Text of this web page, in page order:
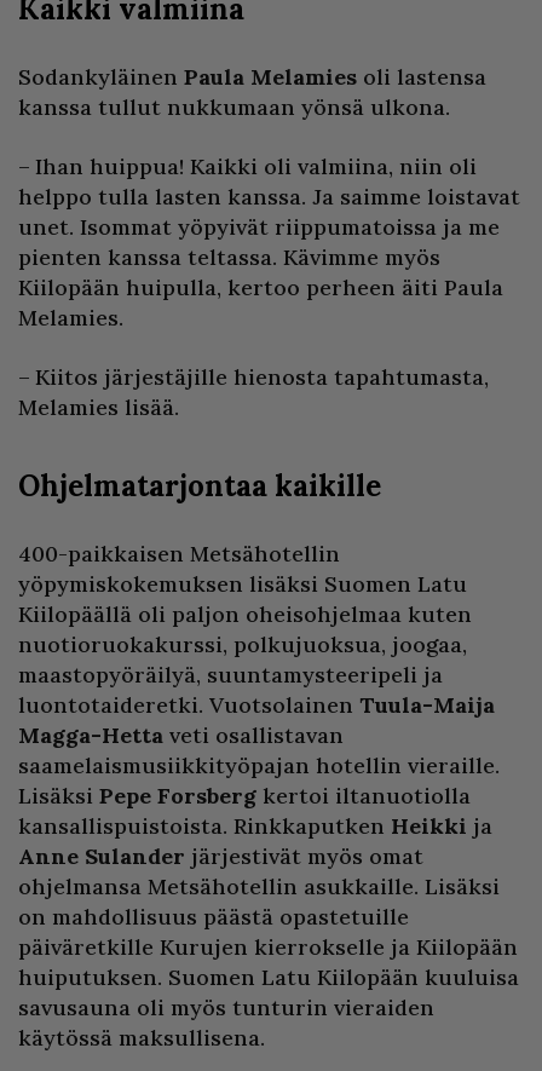
Kaikki valmiina
Sodankyläinen Paula Melamies oli lastensa
kanssa tullut nukkumaan yönsä ulkona.
– Ihan huippua! Kaikki oli valmiina, niin oli
helppo tulla lasten kanssa. Ja saimme loistavat
unet. Isommat yöpyivät riippumatoissa ja me
pienten kanssa teltassa. Kävimme myös
Kiilopään huipulla, kertoo perheen äiti Paula
Melamies.
– Kiitos järjestäjille hienosta tapahtumasta,
Melamies lisää.
Ohjelmatarjontaa kaikille
400-paikkaisen Metsähotellin
yöpymiskokemuksen lisäksi Suomen Latu
Kiilopäällä oli paljon oheisohjelmaa kuten
nuotioruokakurssi, polkujuoksua, joogaa,
maastopyöräilyä, suuntamysteeripeli ja
luontotaideretki. Vuotsolainen Tuula-Maija
Magga-Hetta veti osallistavan
saamelaismusiikkityöpajan hotellin vieraille.
Lisäksi Pepe Forsberg kertoi iltanuotiolla
kansallispuistoista. Rinkkaputken Heikki ja
Anne Sulander järjestivät myös omat
ohjelmansa Metsähotellin asukkaille. Lisäksi
on mahdollisuus päästä opastetuille
päiväretkille Kurujen kierrokselle ja Kiilopään
huiputuksen. Suomen Latu Kiilopään kuuluisa
savusauna oli myös tunturin vieraiden
käytössä maksullisena.